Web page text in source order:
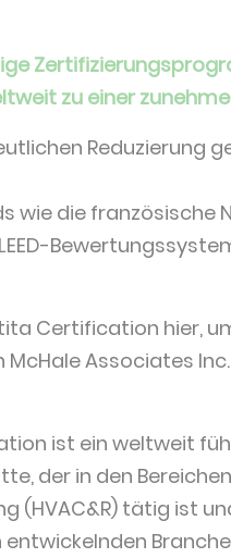
zu einer
Reduzierung
wie die französische
Certification hier,
Associates
ist ein weltweit
der in den
(HVAC&R) tätig ist